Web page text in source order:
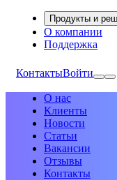
Продукты и
О компании
Поддержка
КонтактыВойти
О нас
Клиенты
Новости
Статьи
Вакансии
Отзывы
Контакты